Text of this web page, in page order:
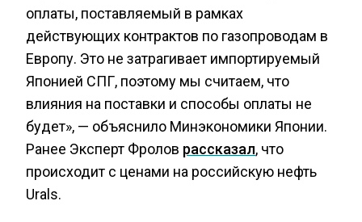
оплаты, поставляемый в рамках
действующих контрактов по газопроводам в
Европу. Это не затрагивает импортируемый
Японией СПГ, поэтому мы считаем, что
влияния на поставки и способы оплаты не
будет», — объяснило Минэкономики Японии.
Ранее Эксперт Фролов рассказал, что
происходит с ценами на российскую нефть
Urals.